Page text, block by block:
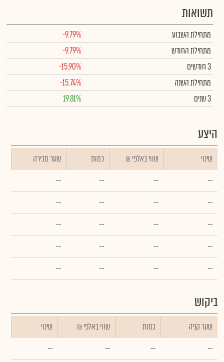
תשואות
מתחילת השבוע
-9.79%
מתחילת החודש
-9.79%
3 חודשים
-15.90%
מתחילת השנה
-15.74%
3 שנים
19.81%
היצע
שינוי ₪ שווי באלפי כמות
שער מכירה
--
--
--
--
--
--
--
--
--
--
--
--
--
--
--
--
--
--
--
--
ביקוש
שער קניה כמות ₪ שווי באלפי
שינוי
--
--
--
--